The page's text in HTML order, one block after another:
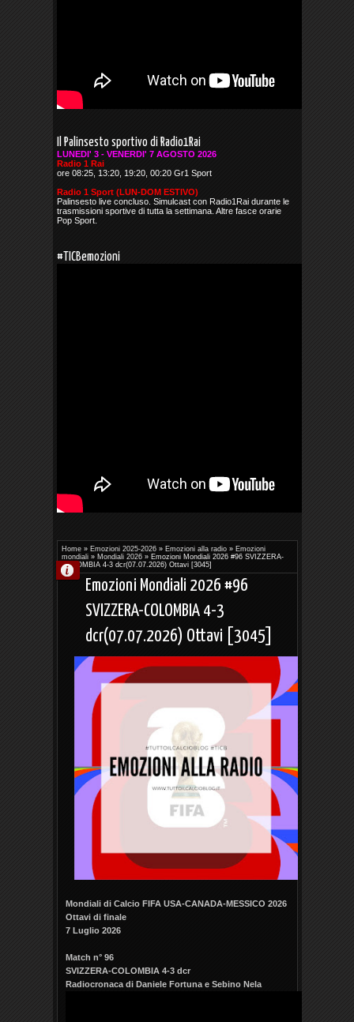
Il Palinsesto sportivo di Radio1Rai
LUNEDI' 3 - VENERDI' 7 AGOSTO 2026
Radio 1 Rai
ore 08:25, 13:20, 19:20, 00:20 Gr1 Sport
Radio 1 Sport (LUN-DOM ESTIVO)
Palinsesto live concluso. Simulcast con Radio1Rai durante le
trasmissioni sportive di tutta la settimana. Altre fasce orarie
Pop Sport.
#TICBemozioni
Home» Emozioni 2025-2026» Emozioni alla radio» Emozioni
mondiali» Mondiali 2026» Emozioni Mondiali 2026 #96 SVIZZERA-
COLOMBIA 4-3 dcr(07.07.2026) Ottavi [3045]
Emozioni Mondiali 2026 #96
SVIZZERA-COLOMBIA 4-3
dcr(07.07.2026) Ottavi [3045]
Mondiali di Calcio FIFA USA-CANADA-MESSICO 2026
Ottavi di finale
7 Luglio 2026
Match n° 96
SVIZZERA-COLOMBIA 4-3 dcr
Radiocronaca di Daniele Fortuna e Sebino Nela